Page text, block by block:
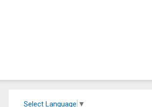
Select Language ▼